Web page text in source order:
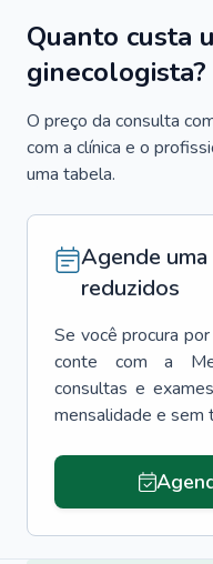
Quanto custa
ginecologista?
O preço da consulta
com a clínica e o
uma tabela.
Agende
reduzidos
Se você procura por
conte com a
consultas e
mensalidade e sem